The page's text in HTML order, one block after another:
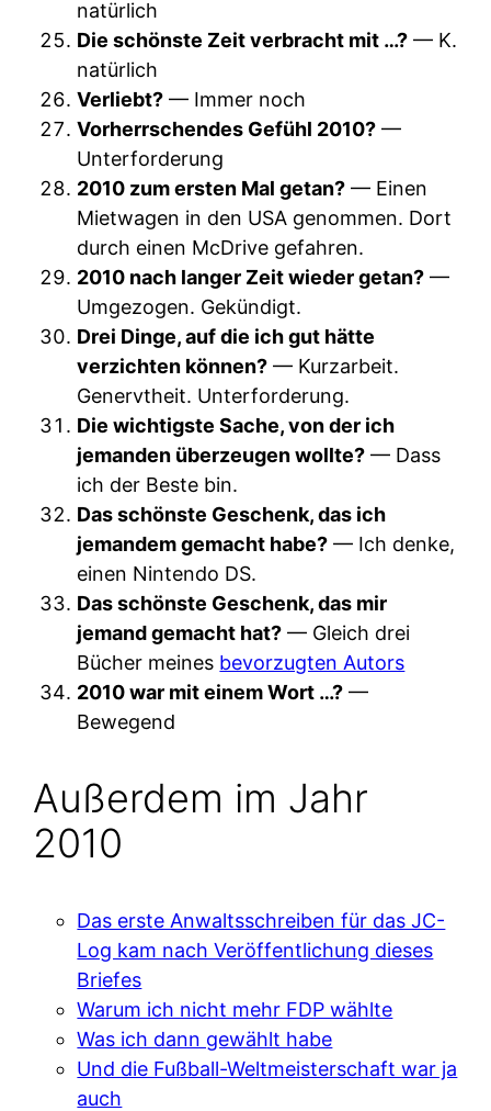
natürlich
Die schönste Zeit verbracht mit …? — K.
natürlich
Verliebt? — Immer noch
Vorherrschendes Gefühl 2010? —
Unterforderung
2010 zum ersten Mal getan? — Einen
Mietwagen in den USA genommen. Dort
durch einen McDrive gefahren.
2010 nach langer Zeit wieder getan? —
Umgezogen. Gekündigt.
Drei Dinge, auf die ich gut hätte
verzichten können? — Kurzarbeit.
Genervtheit. Unterforderung.
Die wichtigste Sache, von der ich
jemanden überzeugen wollte? — Dass
ich der Beste bin.
Das schönste Geschenk, das ich
jemandem gemacht habe? — Ich denke,
einen Nintendo DS.
Das schönste Geschenk, das mir
jemand gemacht hat? — Gleich drei
Bücher meines bevorzugten Autors
2010 war mit einem Wort …? —
Bewegend
Außerdem im Jahr
2010
Das erste Anwaltsschreiben für das JC-
Log kam nach Veröffentlichung dieses
Briefes
Warum ich nicht mehr FDP wählte
Was ich dann gewählt habe
Und die Fußball-Weltmeisterschaft war ja
auch